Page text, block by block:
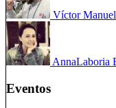
Víctor Manuel
AnnaLaboria
Eventos